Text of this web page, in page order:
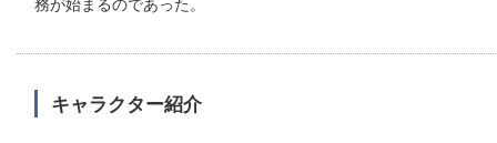
キャラクター紹介